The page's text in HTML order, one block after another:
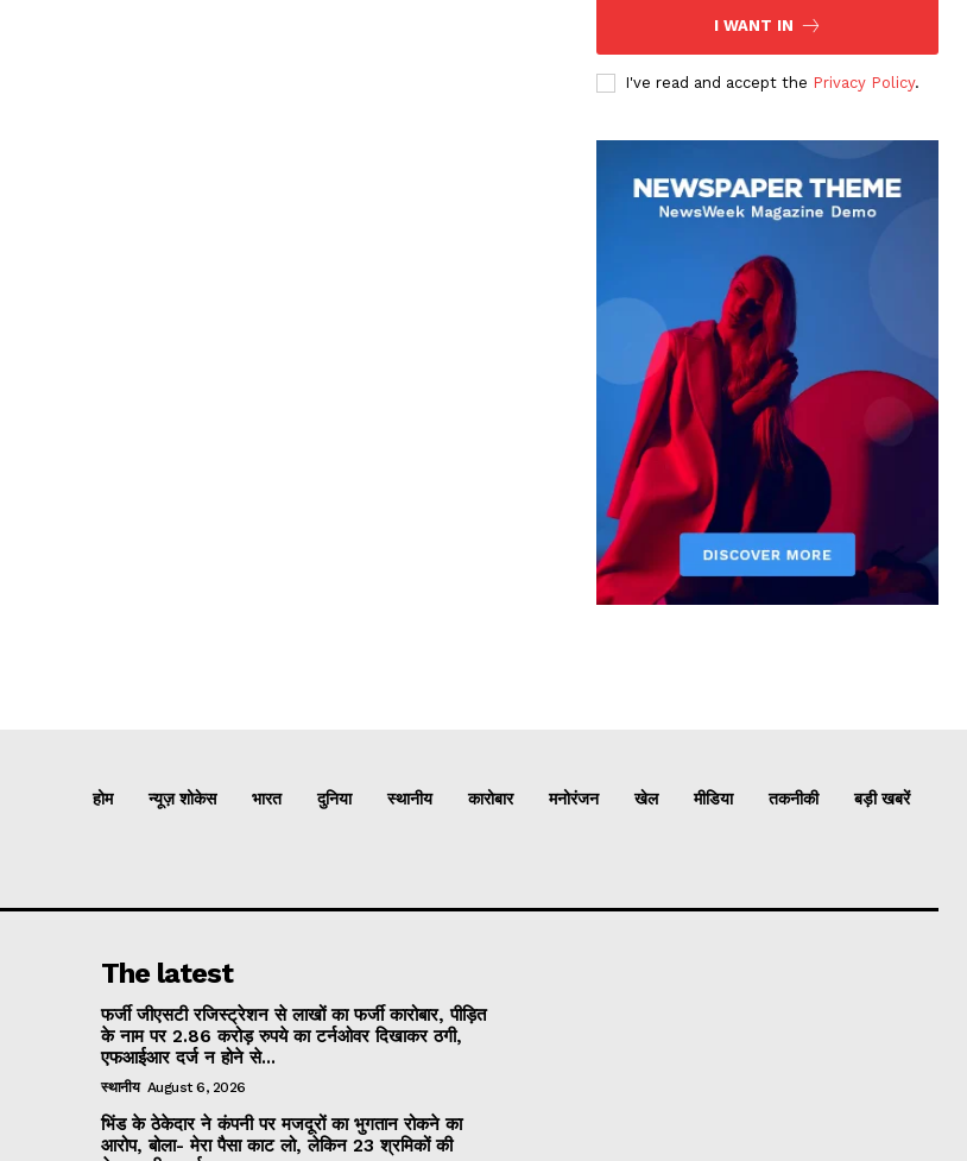
I WANT IN
I've read and accept the Privacy Policy.
होम न्यूज़ शोकेस भारत दुनिया स्थानीय कारोबार मनोरंजन खेल मीडिया तकनीकी बड़ी खबरें
The latest
फर्जी जीएसटी रजिस्ट्रेशन से लाखों का फर्जी कारोबार, पीड़ित
के नाम पर 2.86 करोड़ रुपये का टर्नओवर दिखाकर ठगी,
एफआईआर दर्ज न होने से...
स्थानीय August 6, 2026
भिंड के ठेकेदार ने कंपनी पर मजदूरों का भुगतान रोकने का
आरोप, बोला- मेरा पैसा काट लो, लेकिन 23 श्रमिकों की